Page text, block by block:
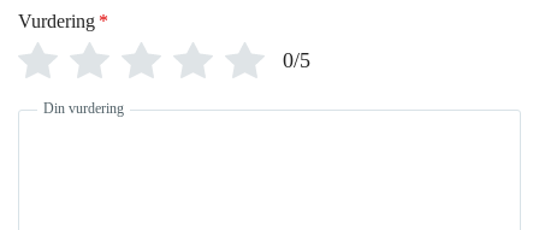
Vurdering *
0/5
Din vurdering